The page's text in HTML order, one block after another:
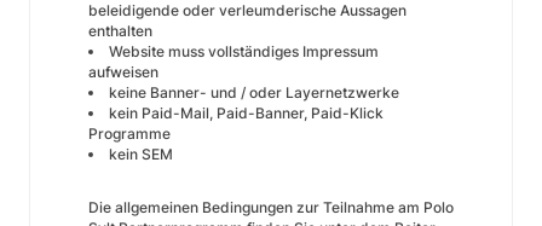
beleidigende oder verleumderische Aussagen
enthalten
Website muss vollständiges Impressum
aufweisen
keine Banner- und / oder Layernetzwerke
kein Paid-Mail, Paid-Banner, Paid-Klick
Programme
kein SEM
Die allgemeinen Bedingungen zur Teilnahme am Polo